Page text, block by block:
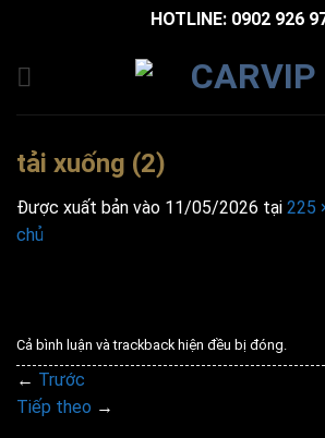
nội
HOTLINE: 0902 926
tải xuống (2)
Được xuất bản vào 11/05/2026 tại 225
chủ
Cả bình luận và trackback hiện đều bị đóng.
← Trước
Tiếp theo →